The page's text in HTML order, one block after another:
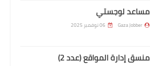
مساعد لوجستي
Gaza Jobber 06 نوفمبر 2025
منسق إدارة المواقع (عدد 2)